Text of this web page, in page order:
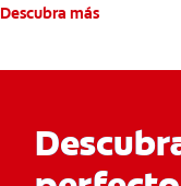
Descubra más